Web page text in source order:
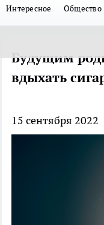
Интересное Общество
Будущим
вдыхать
15 сентября 2022